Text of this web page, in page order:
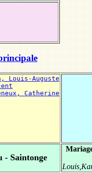
Louis-Auguste
Catherine
- Saintonge